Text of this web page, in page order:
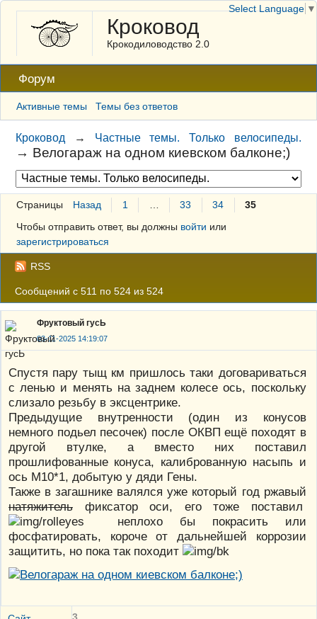
Кроковод
Крокодиловодство 2.0
Форум
Активные темы Темы без ответов
Кроковод → Частные темы. Только велосипеды.
→ Велогараж на одном киевском балконе;)
Страницы Назад 1 33 34
35
Чтобы отправить ответ, вы должны войти или
зарегистрироваться
RSS
Сообщений с 511 по 524 из 524
Фруктовый гусЬ
03-11-2025 14:19:07
Спустя пару тыщ км пришлось таки договариваться
с ленью и менять на заднем колесе ось, поскольку
слизало резьбу в эксцентрике.
Предыдущие внутренности (один из конусов
немного подьел песочек) после ОКВП ещё походят в
другой втулке, а вместо них поставил
прошлифованные конуса, калиброванную насыпь и
ось М10*1, добытую у дяди Гены.
Также в загашнике валялся уже который год ржавый
натяжитель фиксатор оси, его тоже поставил
неплохо бы покрасить или
фосфатировать, короче от дальнейшей коррозии
защитить, но пока так походит
Select Language ▼